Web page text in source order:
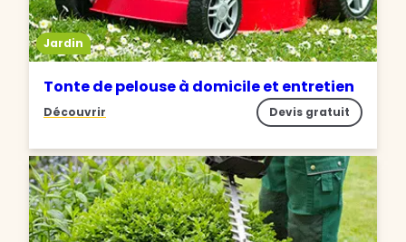
Jardin
Tonte de pelouse à domicile et entretien
Découvrir Devis gratuit